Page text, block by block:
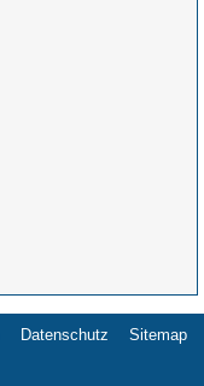
Datenschutz Sitemap